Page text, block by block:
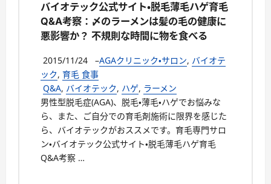
バイオテック公式サイト・脱毛薄毛ハゲ育毛
Q&A考察：〆のラーメンは髪の毛の健康に
悪影響か？ 不規則な時間に物を食べる
2015/11/24 –AGAクリニック・サロン, バイオテ
ック, 育毛 食事
Q&A, バイオテック, ハゲ, ラーメン
男性型脱毛症(AGA)、脱毛・薄毛・ハゲでお悩みな
ら、また、ご自分での育毛剤施術に限界を感じた
ら、バイオテックがおススメです。育毛専門サロ
ン・バイオテック公式サイト・脱毛薄毛ハゲ育毛
Q&A考察 …